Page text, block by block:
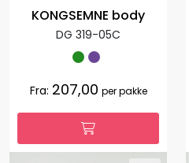
KONGSEMNE body
DG 319-05C
Fra: 207,00 per pakke